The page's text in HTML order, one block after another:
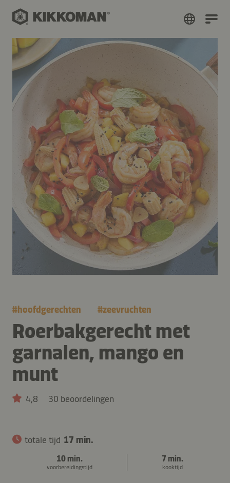
#hoofdgerechten #zeevruchten
Roerbakgerecht met
garnalen, mango en
munt
4,8 30 beoordelingen
totale tijd 17 min.
10 min.
voorbereidingstijd
7 min.
kooktijd